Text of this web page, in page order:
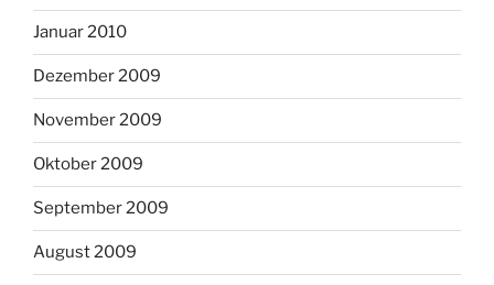
Januar 2010
Dezember 2009
November 2009
Oktober 2009
September 2009
August 2009